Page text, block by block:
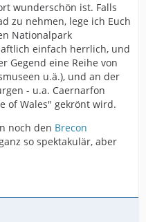
wunderschön ist. Falls
zu nehmen, lege ich Euch
Nationalpark
einfach herrlich, und
Gegend eine Reihe von
u.ä.), und an der
- u.a. Caernarfon
of Wales" gekrönt wird.
noch den Brecon
so spektakulär, aber